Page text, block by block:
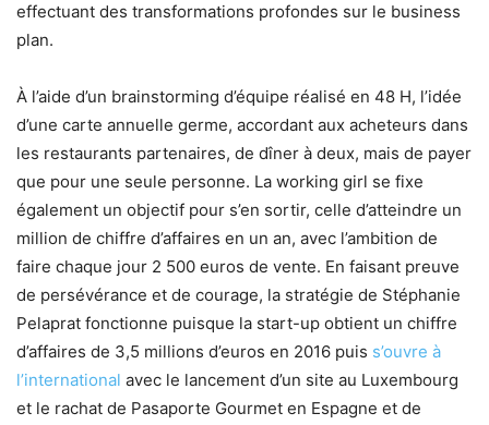
effectuant des transformations profondes sur le business
plan.
À l’aide d’un brainstorming d’équipe réalisé en 48 H, l’idée
d’une carte annuelle germe, accordant aux acheteurs dans
les restaurants partenaires, de dîner à deux, mais de payer
que pour une seule personne. La working girl se fixe
également un objectif pour s’en sortir, celle d’atteindre un
million de chiffre d’affaires en un an, avec l’ambition de
faire chaque jour 2 500 euros de vente. En faisant preuve
de persévérance et de courage, la stratégie de Stéphanie
Pelaprat fonctionne puisque la start-up obtient un chiffre
d’affaires de 3,5 millions d’euros en 2016 puis s’ouvre à
l’international avec le lancement d’un site au Luxembourg
et le rachat de Pasaporte Gourmet en Espagne et de